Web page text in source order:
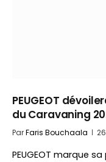
PEUGEOT
du Caravaning
ParFaris Bouchaala
PEUGEOT marque